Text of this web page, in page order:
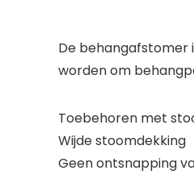
De behangafstomer
worden om
Toebehoren met
Wijde stoomdekking
Geen ontsnapping